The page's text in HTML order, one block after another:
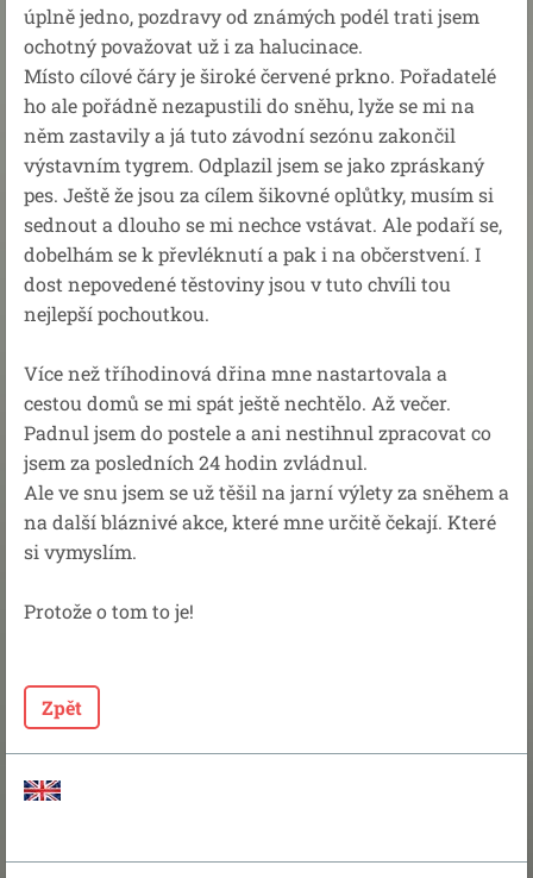
úplně jedno, pozdravy od známých podél trati jsem
ochotný považovat už i za halucinace.
Místo cílové čáry je široké červené prkno. Pořadatelé
ho ale pořádně nezapustili do sněhu, lyže se mi na
něm zastavily a já tuto závodní sezónu zakončil
výstavním tygrem. Odplazil jsem se jako zpráskaný
pes. Ještě že jsou za cílem šikovné oplůtky, musím si
sednout a dlouho se mi nechce vstávat. Ale podaří se,
dobelhám se k převléknutí a pak i na občerstvení. I
dost nepovedené těstoviny jsou v tuto chvíli tou
nejlepší pochoutkou.
Více než tříhodinová dřina mne nastartovala a
cestou domů se mi spát ještě nechtělo. Až večer.
Padnul jsem do postele a ani nestihnul zpracovat co
jsem za posledních 24 hodin zvládnul.
Ale ve snu jsem se už těšil na jarní výlety za sněhem a
na další bláznivé akce, které mne určitě čekají. Které
si vymyslím.
Protože o tom to je!
Zpět